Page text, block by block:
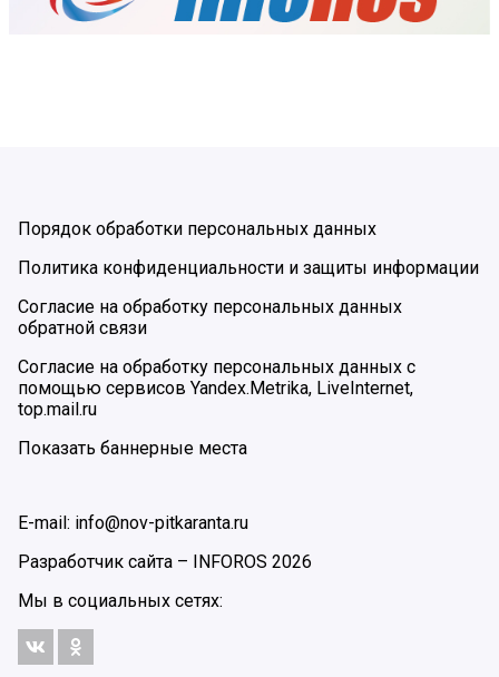
Порядок обработки персональных данных
Политика конфиденциальности и защиты информации
Согласие на обработку персональных данных
обратной связи
Согласие на обработку персональных данных с
помощью сервисов Yandex.Metrika, LiveInternet,
top.mail.ru
Показать баннерные места
E-mail: info@nov-pitkaranta.ru
Разработчик сайта –
INFOROS 2026
Мы в социальных сетях: